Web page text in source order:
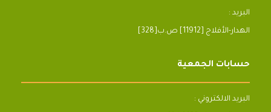
البريد :
[328]الهدار-الأفلاج [11912] ص.ب
حسابات الجمعية
البريد الالكتروني :